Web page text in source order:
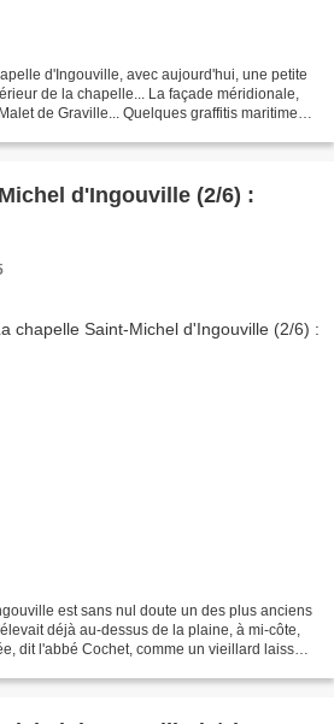
d'Ingouville, avec aujourd'hui, une petite
de la chapelle... La façade méridionale,
de Graville... Quelques graffitis maritimes
d'Ingouville (2/6) :
est sans nul doute un des plus anciens
déjà au-dessus de la plaine, à mi-côte,
dit l'abbé Cochet, comme un vieillard laissé